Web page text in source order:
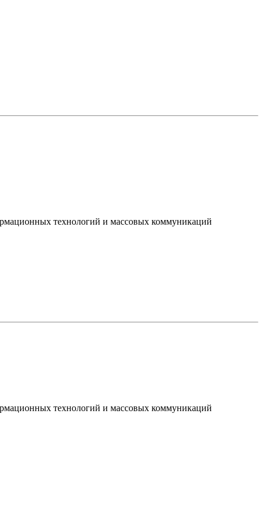
технологий и массовых коммуникаций
технологий и массовых коммуникаций